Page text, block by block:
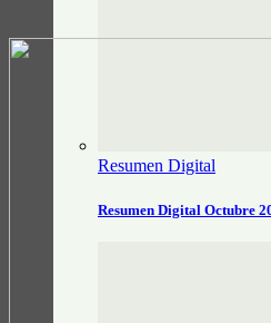
Resumen Digital
Resumen Digital Octubre